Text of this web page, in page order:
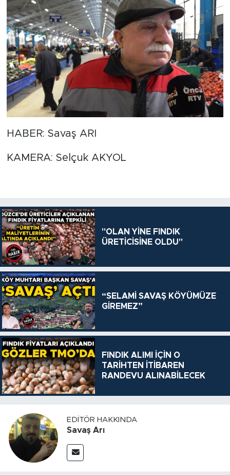
HABER: Savaş ARI
KAMERA: Selçuk AKYOL
"OLAN YİNE FINDIK
ÜRETİCİSİNE OLDU"
“SELAMİ SAVAŞ KÖYÜMÜZE
GİREMEZ”
FINDIK ALIMI İÇİN O
TARİHTEN İTİBAREN
RANDEVU ALINABİLECEK
EDITÖR HAKKINDA
Savaş Arı